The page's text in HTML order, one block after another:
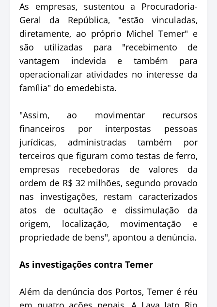
As empresas, sustentou a Procuradoria-
Geral da República, "estão vinculadas,
diretamente, ao próprio Michel Temer" e
são utilizadas para "recebimento de
vantagem indevida e também para
operacionalizar atividades no interesse da
família" do emedebista.
"Assim, ao movimentar recursos
financeiros por interpostas pessoas
jurídicas, administradas também por
terceiros que figuram como testas de ferro,
empresas recebedoras de valores da
ordem de R$ 32 milhões, segundo provado
nas investigações, restam caracterizados
atos de ocultação e dissimulação da
origem, localização, movimentação e
propriedade de bens", apontou a denúncia.
As investigações contra Temer
Além da denúncia dos Portos, Temer é réu